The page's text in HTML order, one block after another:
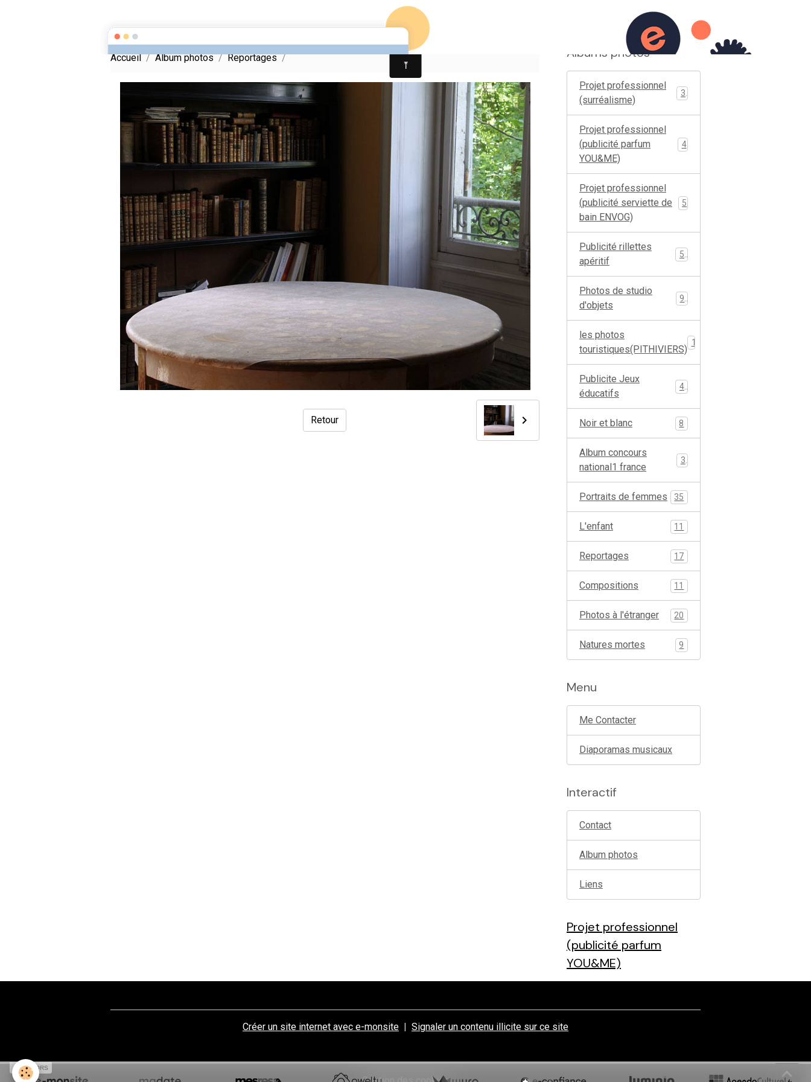
Contact
Accueil Album photos Reportages
Retour
Albums photos
Projet professionnel
(surréalisme)
Projet professionnel
(publicité parfum
YOU&ME)
4
Projet professionnel
(publicité serviette de
bain ENVOG)
Publicité rillettes
apéritif
Photos de studio
d'objets
les photos
touristiques(PITHIVIERS)
19
Publicite Jeux
éducatifs
4
Noir et blanc 8
Album concours
national1 france
Portraits de femmes 35
L'enfant 11
Reportages 17
Compositions 11
Photos à l'étranger 20
Natures mortes 9
Menu
Me Contacter
Diaporamas musicaux
Interactif
Contact
Album photos
Liens
Projet professionnel
(publicité parfum
YOU&ME)
Créer un site internet avec e-monsite Signaler un contenu illicite sur ce site
SPONSORS